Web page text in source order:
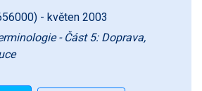
- květen 2003
- Část 5: Doprava,